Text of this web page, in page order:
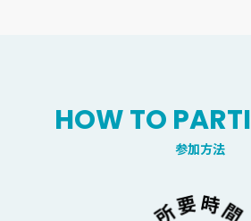
HOW TO
参加方法